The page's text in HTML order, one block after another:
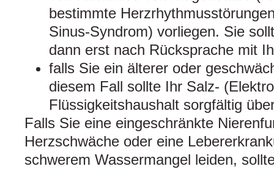
bestimmte
Sinus-Syndrom) vorliegen. Sie
dann erst nach Rücksprache mit
falls Sie ein älterer oder
diesem Fall sollte Ihr Salz-
Flüssigkeitshaushalt sorgfältig
Falls Sie eine eingeschränkte
Herzschwäche oder eine
schwerem Wassermangel leiden,